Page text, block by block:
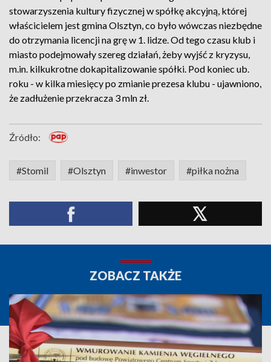
stowarzyszenia kultury fizycznej w spółkę akcyjną, której
właścicielem jest gmina Olsztyn, co było wówczas niezbędne
do otrzymania licencji na grę w 1. lidze. Od tego czasu klub i
miasto podejmowały szereg działań, żeby wyjść z kryzysu,
m.in. kilkukrotne dokapitalizowanie spółki. Pod koniec ub.
roku - w kilka miesięcy po zmianie prezesa klubu - ujawniono,
że zadłużenie przekracza 3 mln zł.
Źródło:
#Stomil #Olsztyn #inwestor #piłka nożna
ZOBACZ TAKŻE